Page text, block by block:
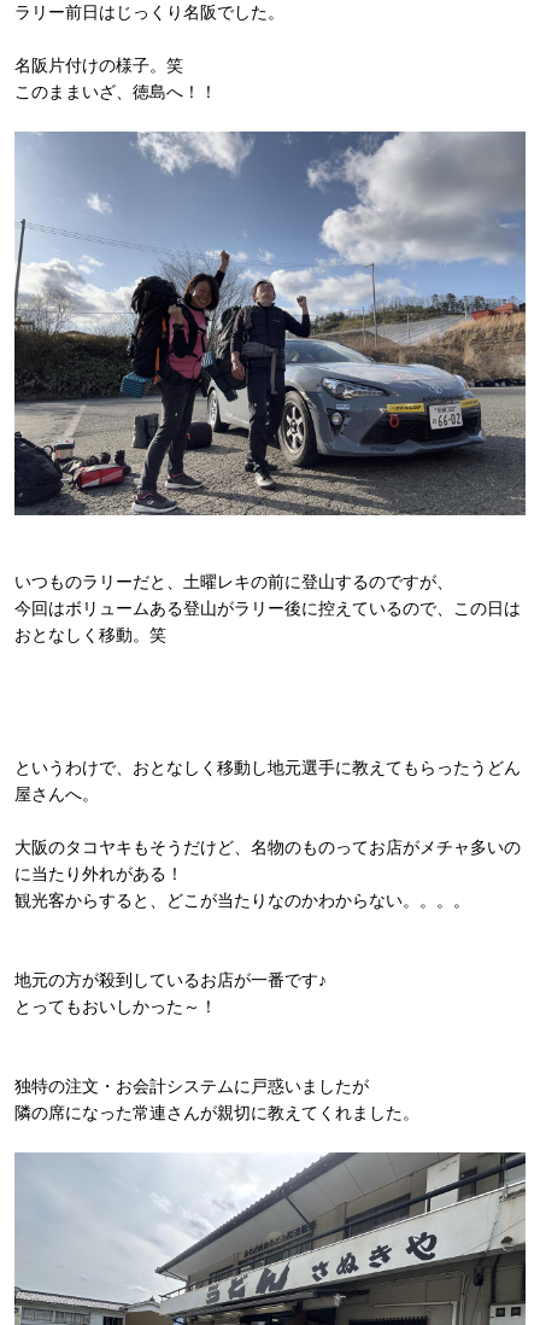
ラリー前日はじっくり名阪でした。
名阪片付けの様子。笑
このままいざ、徳島へ！！
いつものラリーだと、土曜レキの前に登山するのですが、
今回はボリュームある登山がラリー後に控えているので、この日は
おとなしく移動。笑
というわけで、おとなしく移動し地元選手に教えてもらったうどん
屋さんへ。
大阪のタコヤキもそうだけど、名物のものってお店がメチャ多いの
に当たり外れがある！
観光客からすると、どこが当たりなのかわからない。。。。
地元の方が殺到しているお店が一番です♪
とってもおいしかった～！
独特の注文・お会計システムに戸惑いましたが
隣の席になった常連さんが親切に教えてくれました。